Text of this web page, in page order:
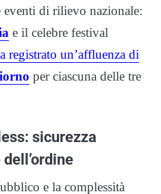
eventi di rilievo nazionale:
e il celebre festival
registrato un’affluenza di
per ciascuna delle tre
sicurezza
e la complessità